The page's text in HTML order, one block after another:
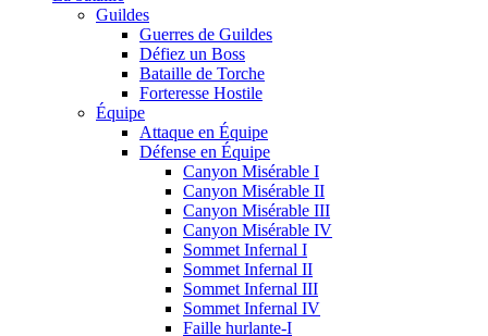
Guildes
Guerres de Guildes
Défiez un Boss
Bataille de Torche
Forteresse Hostile
Équipe
Attaque en Équipe
Défense en Équipe
Canyon Misérable I
Canyon Misérable II
Canyon Misérable III
Canyon Misérable IV
Sommet Infernal I
Sommet Infernal II
Sommet Infernal III
Sommet Infernal IV
Faille hurlante-I